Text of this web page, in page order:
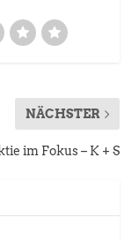
NÄCHSTER
im Fokus – K + S